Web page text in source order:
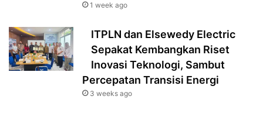
1 week ago
ITPLN dan Elsewedy Electric
Sepakat Kembangkan Riset
Inovasi Teknologi, Sambut
Percepatan Transisi Energi
3 weeks ago